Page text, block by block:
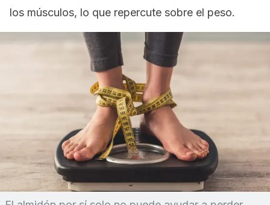
los músculos, lo que repercute sobre el peso.